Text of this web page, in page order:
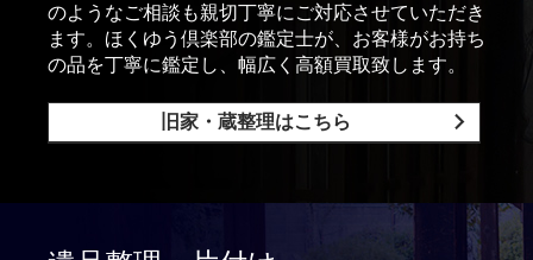
のようなご相談も親切丁寧にご対応させていただき
ます。ほくゆう倶楽部の鑑定士が、お客様がお持ち
の品を丁寧に鑑定し、幅広く高額買取致します。
旧家・蔵整理はこちら